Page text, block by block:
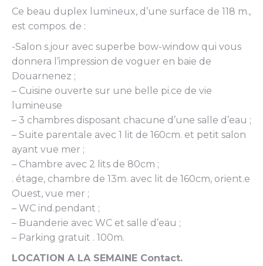
Ce beau duplex lumineux, d’une surface de 118 m.,
est compos. de :
-Salon s.jour avec superbe bow-window qui vous
donnera l’impression de voguer en baie de
Douarnenez ;
– Cuisine ouverte sur une belle pi.ce de vie
lumineuse
– 3 chambres disposant chacune d’une salle d’eau ;
– Suite parentale avec 1 lit de 160cm. et petit salon
ayant vue mer ;
– Chambre avec 2 lits de 80cm ;
. étage, chambre de 13m. avec lit de 160cm, orient.e
Ouest, vue mer ;
– WC ind.pendant ;
– Buanderie avec WC et salle d’eau ;
– Parking gratuit . 100m.
LOCATION A LA SEMAINE Contact.